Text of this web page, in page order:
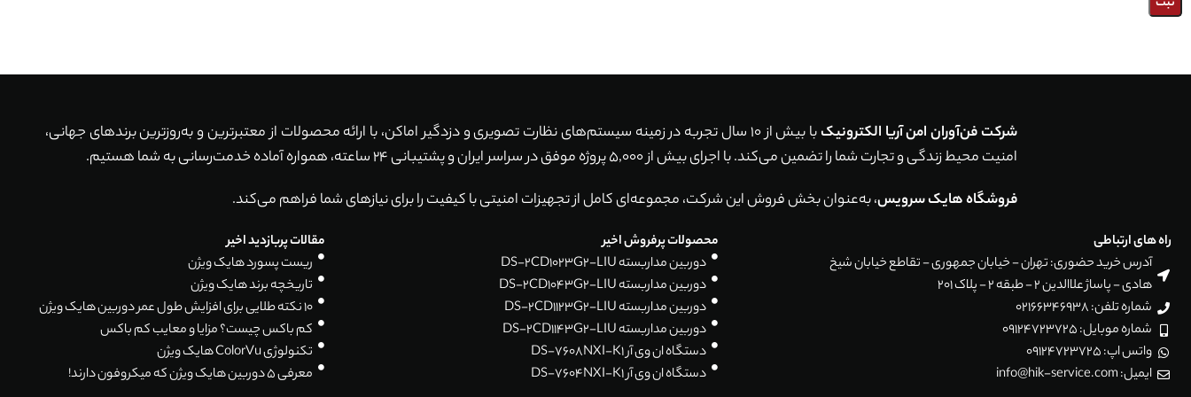
شرکت فن‌آوران امن آریا الکترونیک
با بیش از 10 سال تجربه در زمینه سیستم‌های نظارت تصویری و دزدگیر اماکن، با ارائه محصولات از معتبرترین و به‌روزترین برندهای جهانی،
امنیت محیط زندگی و تجارت شما را تضمین می‌کند. با اجرای بیش از 5,000 پروژه موفق در سراسر ایران و پشتیبانی 24 ساعته، همواره آماده خدمت‌رسانی به شما هستیم.
فروشگاه هایک سرویس، به‌عنوان بخش فروش این شرکت، مجموعه‌ای کامل از تجهیزات امنیتی با کیفیت را برای نیازهای شما فراهم می‌کند.
راه های ارتباطی
آدرس خرید حضوری: تهران - خیابان جمهوری - تقاطع خیابان شیخ
هادی - پاساژ علاالدین 2 - طبقه 2 - پلاک 201
شماره تلفن: 02166346938
شماره موبایل: 09124723725
واتس اپ: 09124723725
ایمیل: info@hik-service.com
محصولات پرفروش اخیر
دوربین مداربسته DS-2CD1023G2-LIU
دوربین مداربسته DS-2CD1043G2-LIU
دوربین مداربسته DS-2CD1123G2-LIU
دوربین مداربسته DS-2CD1143G2-LIU
دستگاه ان وی آر DS-7608NXI-K1
دستگاه ان وی آر DS-7604NXI-K1
مقالات پربازدید اخیر
ریست پسورد هایک ویژن
تاریخچه برند هایک ویژن
۱۰ نکته طلایی برای افزایش طول عمر دوربین هایک ویژن
کم باکس چیست؟ مزایا و معایب کم باکس
تکنولوژی ColorVu هایک ویژن
معرفی 5 دوربین هایک ویژن که میکروفون دارند!